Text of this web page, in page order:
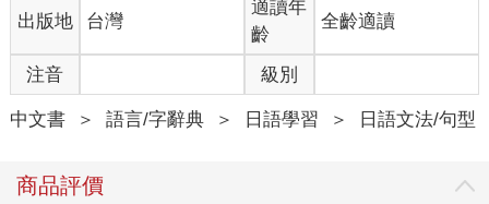
出版地 台灣
適讀年
齡
全齡適讀
注音 級別
中文書 ＞ 語言/字辭典 ＞ 日語學習 ＞ 日語文法/句型
商品評價